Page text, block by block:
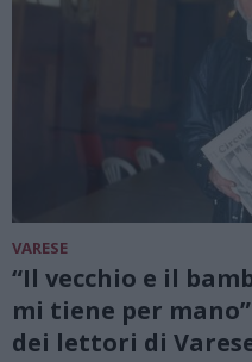
VARESE
“Il vecchio e il
mi tiene per
dei lettori di